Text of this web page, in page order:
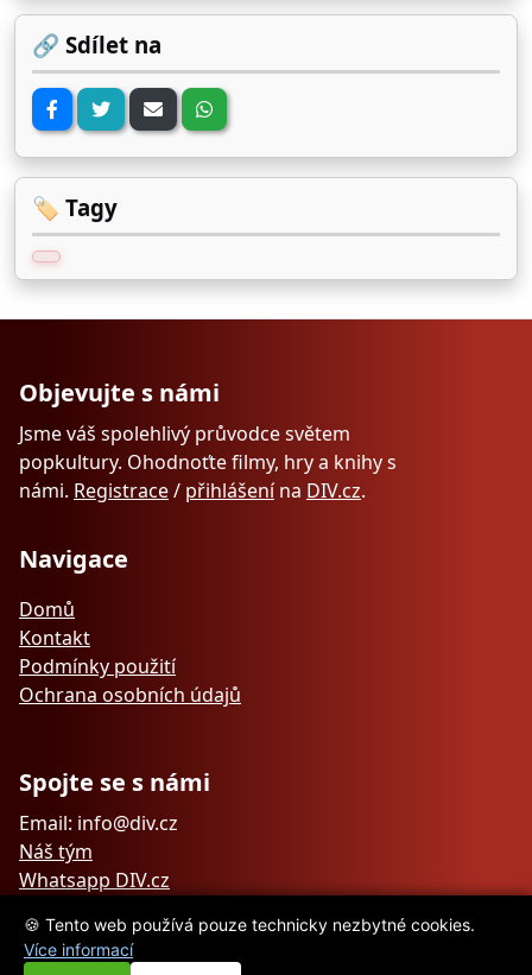
🔗 Sdílet na
🏷️ Tagy
Objevujte s námi
Jsme váš spolehlivý průvodce světem
popkultury. Ohodnoťte filmy, hry a knihy s
námi. Registrace/ přihlášenína DIV.cz.
Navigace
Domů
Kontakt
Podmínky použití
Ochrana osobních údajů
Spojte se s námi
Email: info@div.cz
Náš tým
Whatsapp DIV.cz
🍪 Tento web používá pouze technicky nezbytné cookies.
Více informací